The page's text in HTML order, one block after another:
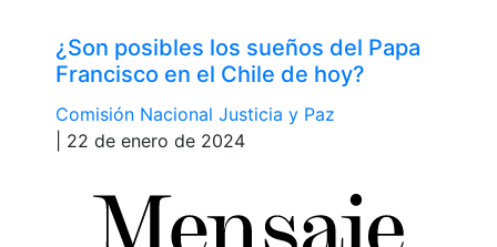
¿Son posibles los sueños del Papa
Francisco en el Chile de hoy?
Comisión Nacional Justicia y Paz
| 22 de enero de 2024